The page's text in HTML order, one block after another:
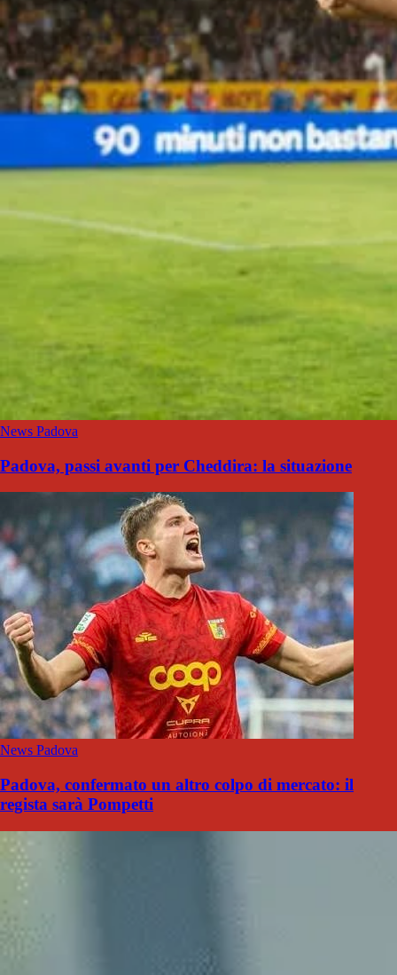
News Padova
Padova, passi avanti per Cheddira: la situazione
News Padova
Padova, confermato un altro colpo di mercato: il
regista sarà Pompetti